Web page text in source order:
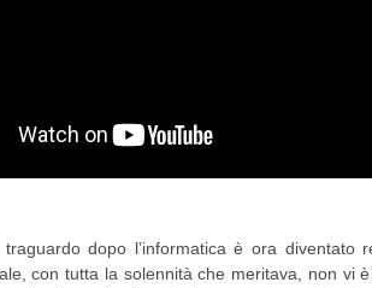
dopo l’informatica è ora diventato
con tutta la solennità che meritava, non vi